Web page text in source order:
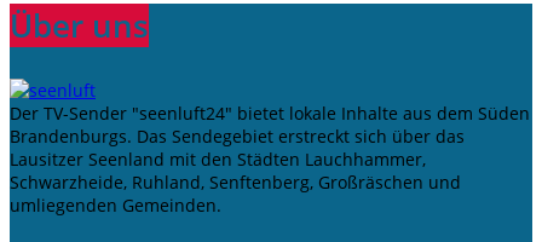
Über uns
Der TV-Sender "seenluft24" bietet lokale Inhalte aus dem Süden
Brandenburgs. Das Sendegebiet erstreckt sich über das
Lausitzer Seenland mit den Städten Lauchhammer,
Schwarzheide, Ruhland, Senftenberg, Großräschen und
umliegenden Gemeinden.